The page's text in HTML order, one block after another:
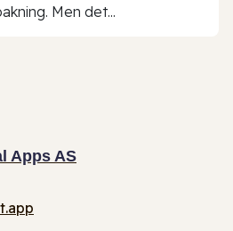
Men det...
Apps AS